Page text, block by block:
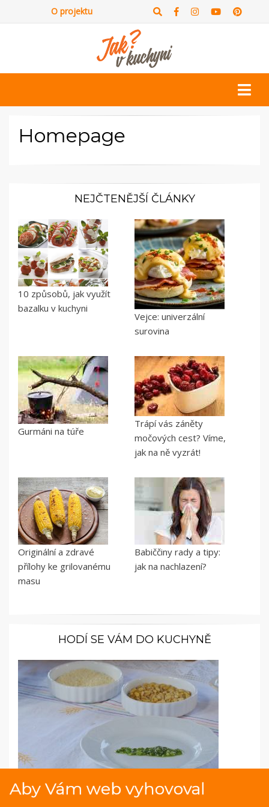
O projektu
Homepage
NEJČTENĚJŠÍ ČLÁNKY
10 způsobů, jak využít
bazalku v kuchyni
Vejce: univerzální
surovina
Gurmáni na túře
Trápí vás záněty
močových cest? Víme,
jak na ně vyzrát!
Originální a zdravé
přílohy ke grilovanému
masu
Babiččiny rady a tipy:
jak na nachlazení?
HODÍ SE VÁM DO KUCHYNĚ
Fotopostup: Bylinkové pesto
Aby Vám web vyhovoval